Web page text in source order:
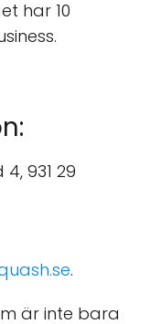
har 10
931 29
.
är inte bara